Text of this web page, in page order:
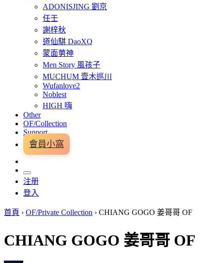
ADONISJING 劉京
任壬
謝梓秋
道仙騏 DaoXQ
蒙面莮神
Men Story 風孩子
MUCHUM 壹木巡川
Wufanlove2
Noblest
HIGH 嗨
Other
OF/Collection
Support
會員小窩
注册
登入
首頁 › OF/Private Collection › CHIANG GOGO 姜哥哥 OF
CHIANG GOGO 姜哥哥 OF